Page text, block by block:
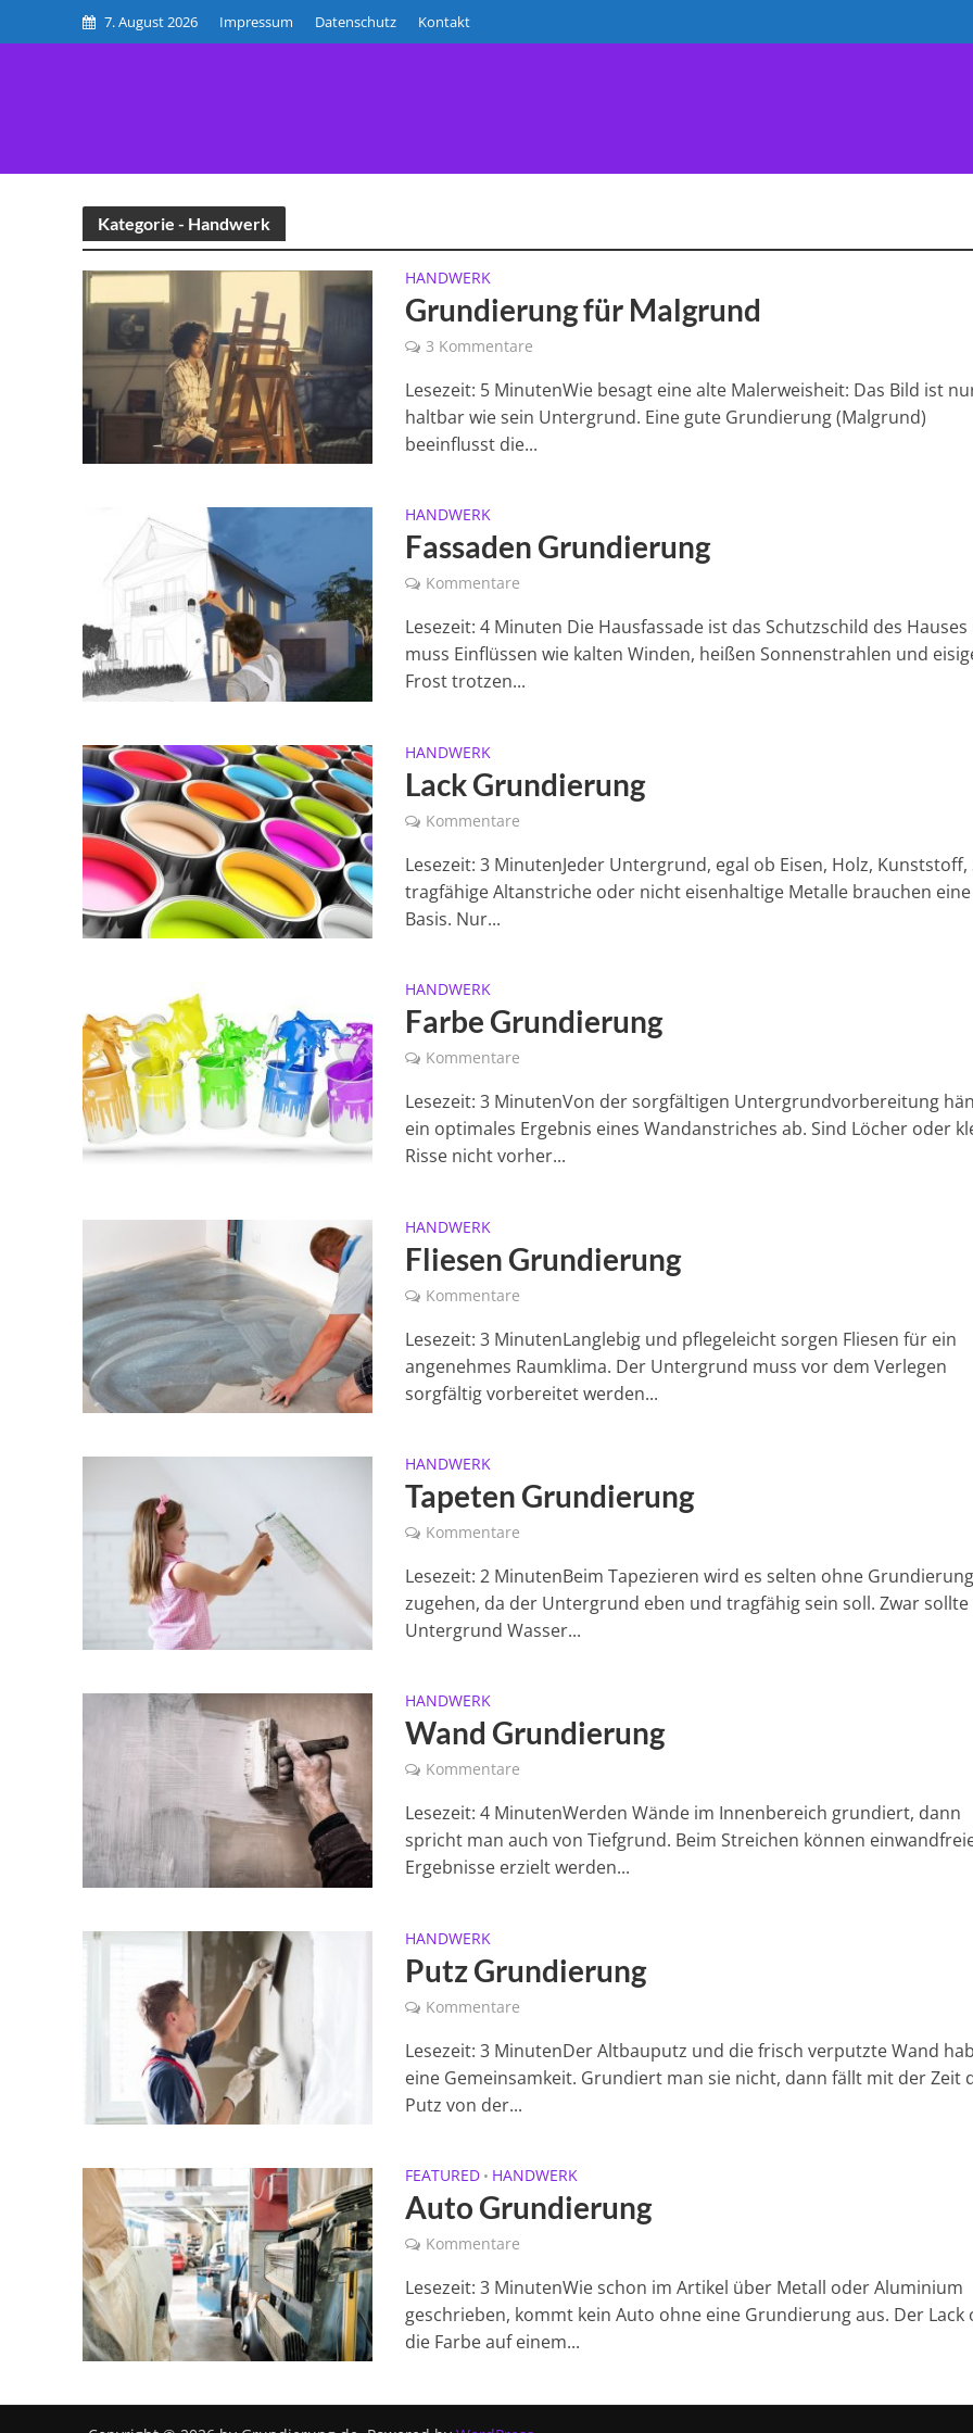
7. August 2026 Impressum Datenschutz Kontakt
Kategorie - Handwerk
HANDWERK
Grundierung für Malgrund
3 Kommentare
Lesezeit: 5 MinutenWie besagt eine alte Malerweisheit: Das Bild ist
haltbar wie sein Untergrund. Eine gute Grundierung (Malgrund)
beeinflusst die...
HANDWERK
Fassaden Grundierung
Kommentare
Lesezeit: 4 Minuten Die Hausfassade ist das Schutzschild des Hauses
muss Einflüssen wie kalten Winden, heißen Sonnenstrahlen und
Frost trotzen...
HANDWERK
Lack Grundierung
Kommentare
Lesezeit: 3 MinutenJeder Untergrund, egal ob Eisen, Holz, Kunststoff,
tragfähige Altanstriche oder nicht eisenhaltige Metalle brauchen eine
Basis. Nur...
HANDWERK
Farbe Grundierung
Kommentare
Lesezeit: 3 MinutenVon der sorgfältigen Untergrundvorbereitung
ein optimales Ergebnis eines Wandanstriches ab. Sind Löcher oder
Risse nicht vorher...
HANDWERK
Fliesen Grundierung
Kommentare
Lesezeit: 3 MinutenLanglebig und pflegeleicht sorgen Fliesen für ein
angenehmes Raumklima. Der Untergrund muss vor dem Verlegen
sorgfältig vorbereitet werden...
HANDWERK
Tapeten Grundierung
Kommentare
Lesezeit: 2 MinutenBeim Tapezieren wird es selten ohne Grundierung
zugehen, da der Untergrund eben und tragfähig sein soll. Zwar
Untergrund Wasser...
HANDWERK
Wand Grundierung
Kommentare
Lesezeit: 4 MinutenWerden Wände im Innenbereich grundiert, dann
spricht man auch von Tiefgrund. Beim Streichen können
Ergebnisse erzielt werden...
HANDWERK
Putz Grundierung
Kommentare
Lesezeit: 3 MinutenDer Altbauputz und die frisch verputzte Wand
eine Gemeinsamkeit. Grundiert man sie nicht, dann fällt mit der Zeit
Putz von der...
FEATURED • HANDWERK
Auto Grundierung
Kommentare
Lesezeit: 3 MinutenWie schon im Artikel über Metall oder Aluminium
geschrieben, kommt kein Auto ohne eine Grundierung aus. Der Lack
die Farbe auf einem...